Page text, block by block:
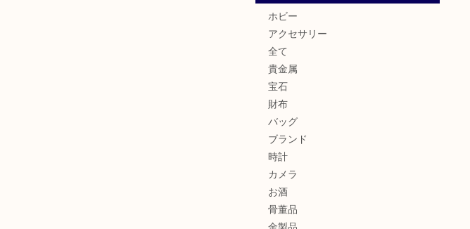
ホビー
アクセサリー
全て
貴金属
宝石
財布
バッグ
ブランド
時計
カメラ
お酒
骨董品
金製品